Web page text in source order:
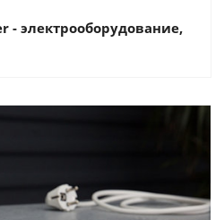
- электрооборудование,